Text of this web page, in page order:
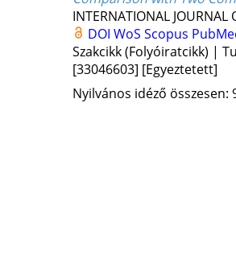
INTERNATIONAL JOURNAL
DOI WoS Scopus
Szakcikk (Folyóiratcikk) |
[33046603] [Egyeztetett]
Nyilvános idéző összesen: